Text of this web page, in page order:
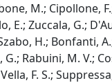
M.; Cipollone,
Zuccala, G.;
H.; Bonfanti,
Rabuini, M. V.;
F. S.;